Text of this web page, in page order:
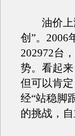
油价上涨
创”。2006
202972台
势。看起
但可以肯
经“站稳脚
的挑战，